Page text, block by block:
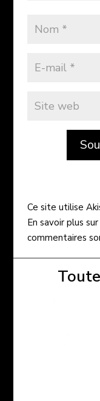
Ce site utilise
En savoir plus
commentaires